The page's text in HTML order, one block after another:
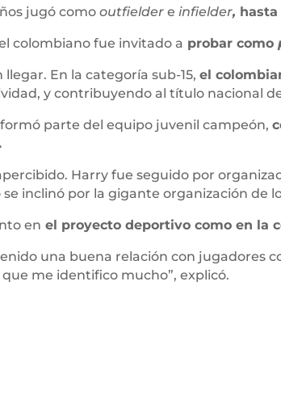
jugó comooutfielder einfielder,
colombiano fue invitado a probar como
En la categoría sub-15,el
y contribuyendo al título nacional
parte del equipo juvenil campeón,
Harry fue seguido por
inclinó por la gigante organización de
en el proyecto deportivo como en la
una buena relación con jugadores
me identifico mucho”, explicó.